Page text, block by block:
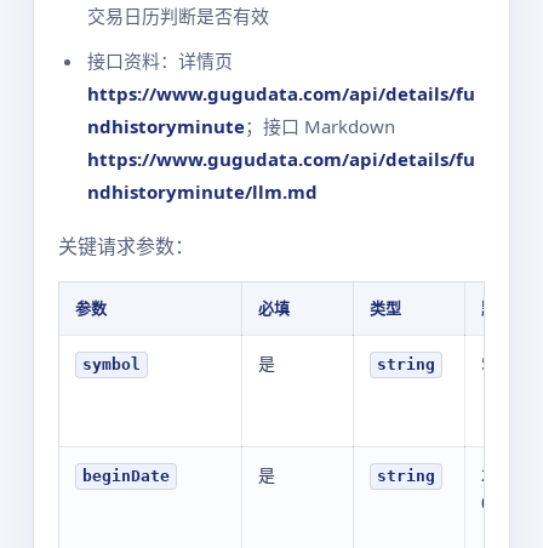
交易日历判断是否有效
接口资料：详情页
https://www.gugudata.com/api/details/fu
ndhistoryminute；接口 Markdown
https://www.gugudata.com/api/details/fu
ndhistoryminute/llm.md
关键请求参数：
参数 必填 类型 默认值
symbol 是 string 513500
beginDate 是 string